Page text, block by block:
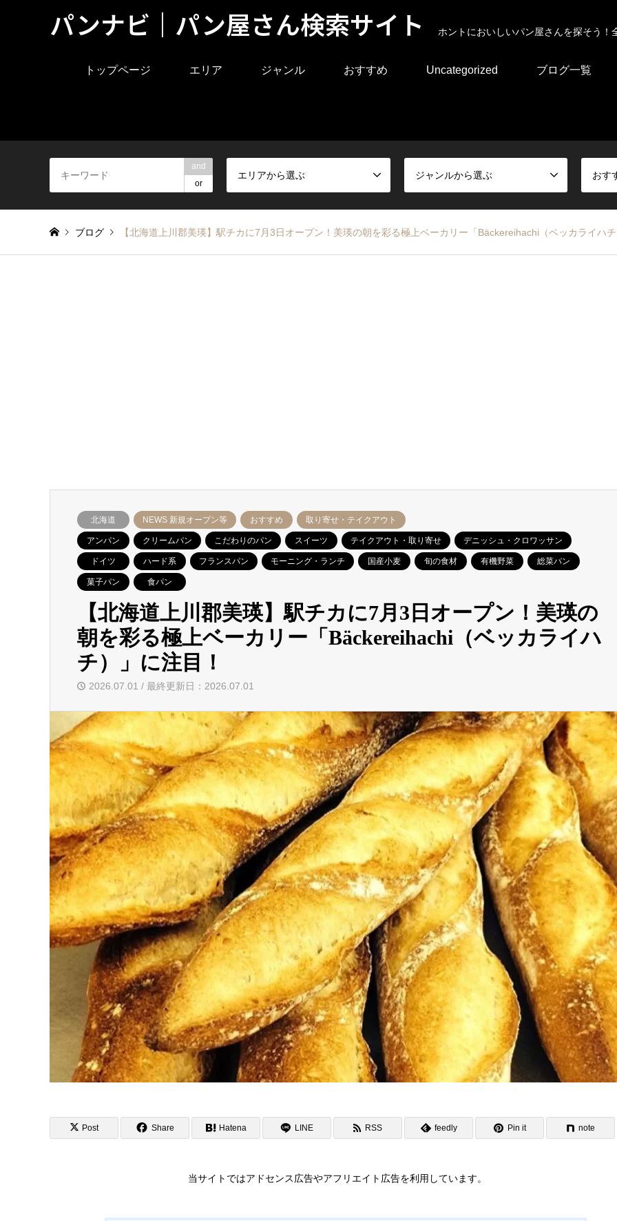
パンナビ｜パン屋さん検索サイト ホントにおいしいパン屋さんを探そう
トップページ エリア ジャンル おすすめ Uncategorized ブログ一覧
and
or
エリアから選ぶ ジャンルから選ぶ おす
ブログ 【北海道上川郡美瑛】駅チカに7月3日オープン！美瑛の朝を彩る極上ベーカリー「Bäckereihachi（ベッカライハ
北海道 NEWS 新規オープン等 おすすめ 取り寄せ・テイクアウト
アンパン クリームパン こだわりのパン スイーツ テイクアウト・取り寄せ デニッシュ・クロワッサン
ドイツ ハード系 フランスパン モーニング・ランチ 国産小麦 旬の食材 有機野菜 総菜パン
菓子パン 食パン
【北海道上川郡美瑛】駅チカに7月3日オープン！美瑛の
朝を彩る極上ベーカリー「Bäckereihachi（ベッカライハ
チ）」に注目！
2026.07.01 / 最終更新日：2026.07.01
Post Share Hatena LINE RSS feedly Pin it note
当サイトではアドセンス広告やアフリエイト広告を利用しています。